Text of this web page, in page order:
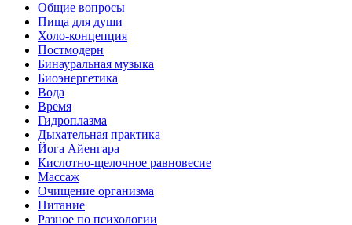
Общие вопросы
Пища для души
Холо-концепция
Постмодерн
Бинауральная музыка
Биоэнергетика
Вода
Время
Гидроплазма
Дыхательная практика
Йога Айенгара
Кислотно-щелочное равновесие
Массаж
Очищение организма
Питание
Разное по психологии